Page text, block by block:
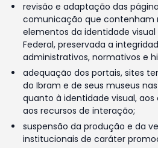
revisão e adaptação das
comunicação que contenham
elementos da identidade
Federal, preservada a
administrativos, normativos e
adequação dos portais, sites
do Ibram e de seus museus
quanto à identidade visual,
aos recursos de interação;
suspensão da produção e da
institucionais de caráter